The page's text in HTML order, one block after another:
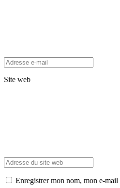
Site web
Enregistrer mon nom, mon e-